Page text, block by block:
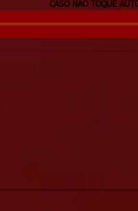
CASO NÃO TOQUE